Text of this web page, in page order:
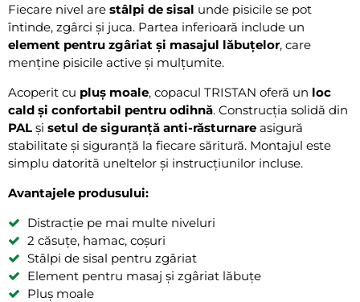
Fiecare nivel are stâlpi de sisal unde pisicile se pot
întinde, zgârci și juca. Partea inferioară include un
element pentru zgâriat și masajul lăbuțelor, care
menține pisicile active și mulțumite.
Acoperit cu pluș moale, copacul TRISTAN oferă un loc
cald și confortabil pentru odihnă. Construcția solidă din
PAL și setul de siguranță anti-răsturnare asigură
stabilitate și siguranță la fiecare săritură. Montajul este
simplu datorită uneltelor și instrucțiunilor incluse.
Avantajele produsului:
Distracție pe mai multe niveluri
2 căsuțe, hamac, coșuri
Stâlpi de sisal pentru zgâriat
Element pentru masaj și zgâriat lăbuțe
Pluș moale